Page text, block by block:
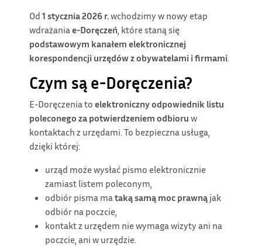
Od 1 stycznia 2026 r.wchodzimy w nowy etap
wdrażania e-Doręczeń , które staną się
podstawowym kanałem elektronicznej
korespondencji urzędów z obywatelami i firmami.
Czym są e-Doręczenia?
E-Doręczenia to elektroniczny odpowiednik listu
poleconego za potwierdzeniem odbioru w
kontaktach z urzędami. To bezpieczna usługa,
dzięki której:
urząd może wysłać pismo elektronicznie
zamiast listem poleconym,
odbiór pisma mataką samą moc prawną jak
odbiór na poczcie,
kontakt z urzędem nie wymaga wizyty ani na
poczcie, ani w urzędzie.